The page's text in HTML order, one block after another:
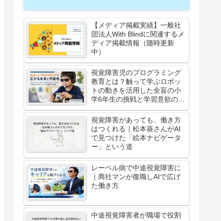
【メディア掲載実績】一般社
団法人With Blindに関連するメ
ディア掲載情報（随時更新
中）
視覚障害児のプログラミング
教育とは？触って学ぶロボッ
トの動きを活用した全盲の小
学6年生の挑戦と学習意欲の高
視覚障害があっても、働き方
はつくれる｜松本葵さんがAI
で見つけた「絵本ナビゲータ
ー」という道
レーベル病で中途視覚障害に
｜商社マンが復職しAIで広げ
た働き方
中途視覚障害者が職場で役割